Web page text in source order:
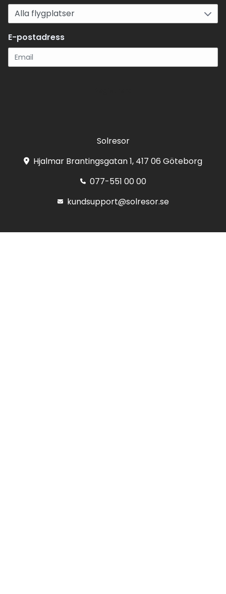
E-postadress
Solresor
Hjalmar Brantingsgatan 1, 417 06 Göteborg
077-551 00 00
kundsupport@solresor.se